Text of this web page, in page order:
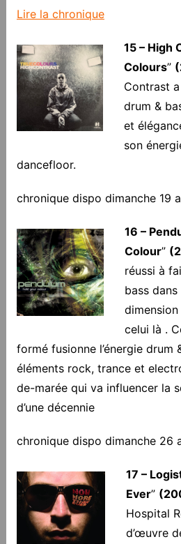
Lire la chronique
15 – High
Colours”
Contrast
drum &
et
son
dancefloor.
chronique dispo dimanche 19
16 –
Colour”
réussi à
bass
dimension
celui là .
formé fusionne l’énergie drum
éléments rock, trance et
de-marée qui va influencer la
d’une décennie
chronique dispo dimanche 26
17 –
Ever”
Hospital
d’œuvre